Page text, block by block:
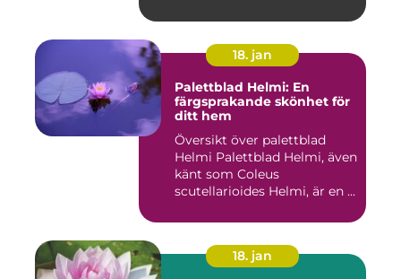
18. jan
Palettblad Helmi: En
färgsprakande skönhet för
ditt hem
Översikt över palettblad
Helmi Palettblad Helmi, även
känt som Coleus
scutellarioides Helmi, är en ...
18. jan